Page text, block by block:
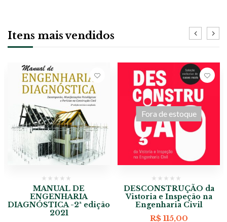
Itens mais vendidos
MANUAL DE
ENGENHARIA
DIAGNÓSTICA -2ª edição
2021
Fora de estoque
DESCONSTRUÇÃO da
Vistoria e Inspeção na
Engenharia Civil
R$115,00